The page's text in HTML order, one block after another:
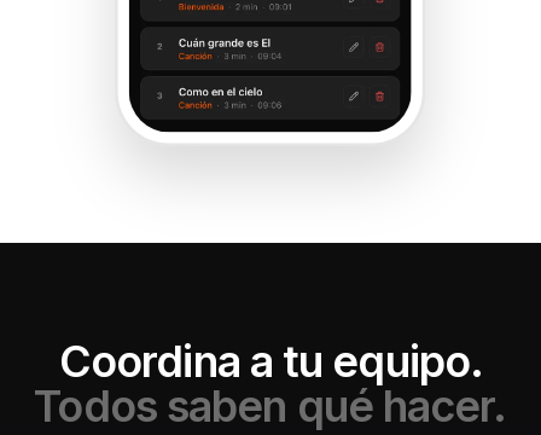
Coordina a tu equipo.
Todos saben qué hacer.